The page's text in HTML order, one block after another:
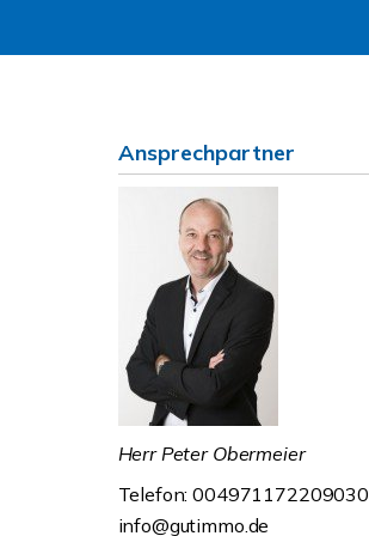
Ansprechpartner
Herr Peter Obermeier
Telefon: 004971172209030
info@gutimmo.de